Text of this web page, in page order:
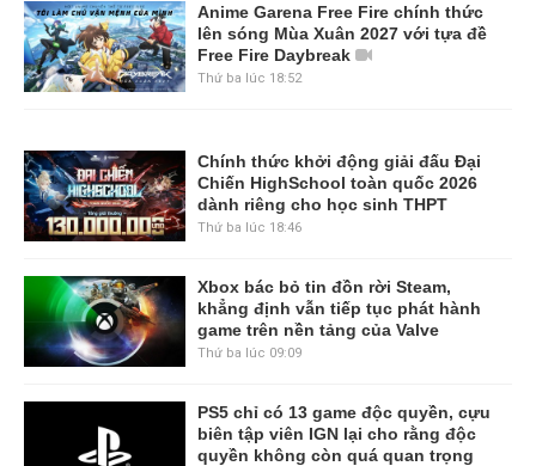
Anime Garena Free Fire chính thức
lên sóng Mùa Xuân 2027 với tựa đề
Free Fire Daybreak
Thứ ba lúc 18:52
Chính thức khởi động giải đấu Đại
Chiến HighSchool toàn quốc 2026
dành riêng cho học sinh THPT
Thứ ba lúc 18:46
Xbox bác bỏ tin đồn rời Steam,
khẳng định vẫn tiếp tục phát hành
game trên nền tảng của Valve
Thứ ba lúc 09:09
PS5 chỉ có 13 game độc quyền, cựu
biên tập viên IGN lại cho rằng độc
quyền không còn quá quan trọng